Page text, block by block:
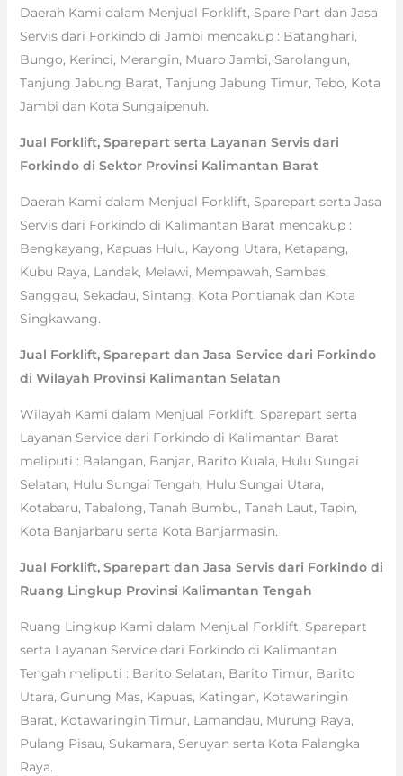
Daerah Kami dalam Menjual Forklift, Spare Part dan Jasa
Servis dari Forkindo di Jambi mencakup : Batanghari,
Bungo, Kerinci, Merangin, Muaro Jambi, Sarolangun,
Tanjung Jabung Barat, Tanjung Jabung Timur, Tebo, Kota
Jambi dan Kota Sungaipenuh.
Jual Forklift, Sparepart serta Layanan Servis dari
Forkindo di Sektor Provinsi Kalimantan Barat
Daerah Kami dalam Menjual Forklift, Sparepart serta Jasa
Servis dari Forkindo di Kalimantan Barat mencakup :
Bengkayang, Kapuas Hulu, Kayong Utara, Ketapang,
Kubu Raya, Landak, Melawi, Mempawah, Sambas,
Sanggau, Sekadau, Sintang, Kota Pontianak dan Kota
Singkawang.
Jual Forklift, Sparepart dan Jasa Service dari Forkindo
di Wilayah Provinsi Kalimantan Selatan
Wilayah Kami dalam Menjual Forklift, Sparepart serta
Layanan Service dari Forkindo di Kalimantan Barat
meliputi : Balangan, Banjar, Barito Kuala, Hulu Sungai
Selatan, Hulu Sungai Tengah, Hulu Sungai Utara,
Kotabaru, Tabalong, Tanah Bumbu, Tanah Laut, Tapin,
Kota Banjarbaru serta Kota Banjarmasin.
Jual Forklift, Sparepart dan Jasa Servis dari Forkindo di
Ruang Lingkup Provinsi Kalimantan Tengah
Ruang Lingkup Kami dalam Menjual Forklift, Sparepart
serta Layanan Service dari Forkindo di Kalimantan
Tengah meliputi : Barito Selatan, Barito Timur, Barito
Utara, Gunung Mas, Kapuas, Katingan, Kotawaringin
Barat, Kotawaringin Timur, Lamandau, Murung Raya,
Pulang Pisau, Sukamara, Seruyan serta Kota Palangka
Raya.